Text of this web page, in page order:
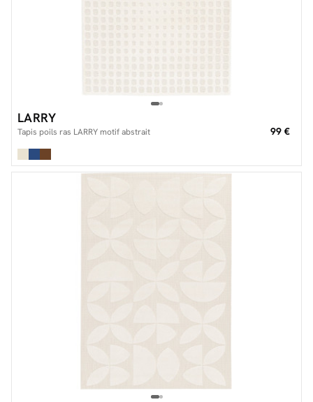
LARRY
Tapis poils ras LARRY motif abstrait 99 €